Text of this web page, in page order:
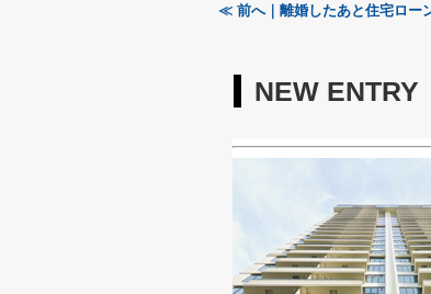
≪ 前へ｜離婚したあと住宅ロー
NEW ENTRY